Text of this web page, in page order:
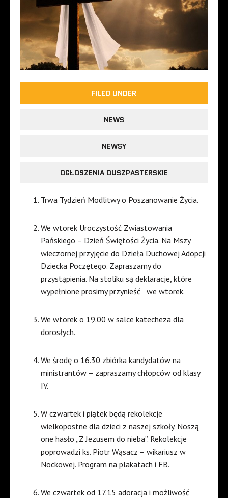
FILED UNDER
NEWS
NEWSY
OGŁOSZENIA DUSZPASTERSKIE
Trwa Tydzień Modlitwy o Poszanowanie Życia.
We wtorek Uroczystość Zwiastowania
Pańskiego – Dzień Świętości Życia. Na Mszy
wieczornej przyjęcie do Dzieła Duchowej Adopcji
Dziecka Poczętego. Zapraszamy do
przystąpienia. Na stoliku są deklaracje, które
wypełnione prosimy przynieść we wtorek.
We wtorek o 19.00 w salce katecheza dla
dorosłych.
We środę o 16.30 zbiórka kandydatów na
ministrantów – zapraszamy chłopców od klasy
IV.
W czwartek i piątek będą rekolekcje
wielkopostne dla dzieci z naszej szkoły. Noszą
one hasło „Z Jezusem do nieba”. Rekolekcje
poprowadzi ks. Piotr Wąsacz – wikariusz w
Nockowej. Program na plakatach i FB.
We czwartek od 17.15 adoracja i możliwość